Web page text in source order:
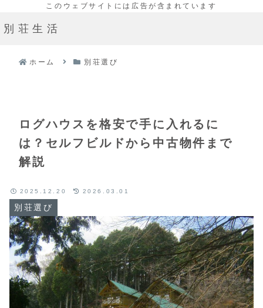
別荘生活
ホーム 別荘選び
ログハウスを格安で手に入れるに
は？セルフビルドから中古物件まで
解説
別荘選び
2025.12.20 2026.03.01